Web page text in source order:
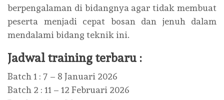
berpengalaman di bidangnya agar tidak membuat
peserta menjadi cepat bosan dan jenuh dalam
mendalami bidang teknik ini.
Jadwal training terbaru :
Batch 1 : 7 – 8 Januari 2026
Batch 2 : 11 – 12 Februari 2026